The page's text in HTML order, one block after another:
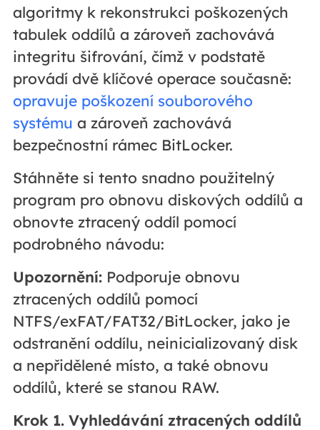
algoritmy k rekonstrukci poškozených
tabulek oddílů a zároveň zachovává
integritu šifrování, čímž v podstatě
provádí dvě klíčové operace současně:
opravuje poškození souborového
systému a zároveň zachovává
bezpečnostní rámec BitLocker.
Stáhněte si tento snadno použitelný
program pro obnovu diskových oddílů a
obnovte ztracený oddíl pomocí
podrobného návodu:
Upozornění:Podporuje obnovu
ztracených oddílů pomocí
NTFS/exFAT/FAT32/BitLocker, jako je
odstranění oddílu, neinicializovaný disk
a nepřidělené místo, a také obnovu
oddílů, které se stanou RAW.
Krok 1. Vyhledávání ztracených oddílů